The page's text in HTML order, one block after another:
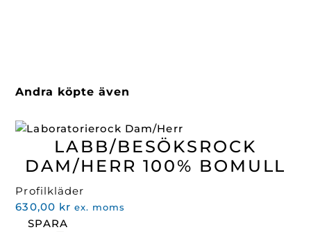
Andra köpte även
LABB/BESÖKSROCK
DAM/HERR 100% BOMULL
Profilkläder
630,00 kr ex. moms
SPARA